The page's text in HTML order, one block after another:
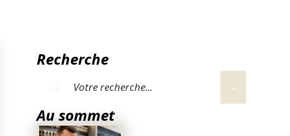
Recherche
Au sommet